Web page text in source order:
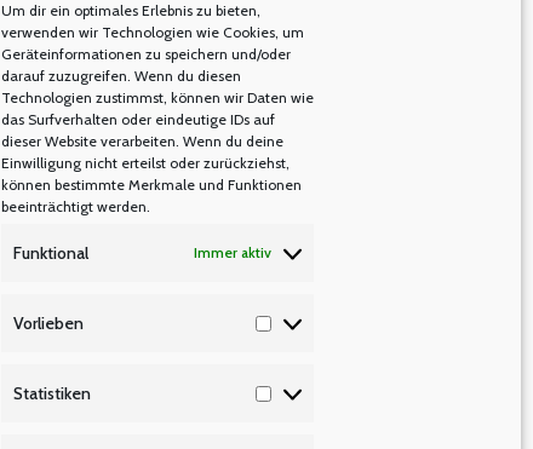
Um dir ein optimales Erlebnis zu bieten,
verwenden wir Technologien wie Cookies, um
Geräteinformationen zu speichern und/oder
darauf zuzugreifen. Wenn du diesen
Technologien zustimmst, können wir Daten wie
das Surfverhalten oder eindeutige IDs auf
dieser Website verarbeiten. Wenn du deine
Einwilligung nicht erteilst oder zurückziehst,
können bestimmte Merkmale und Funktionen
beeinträchtigt werden.
Funktional Immer aktiv
Vorlieben
Statistiken